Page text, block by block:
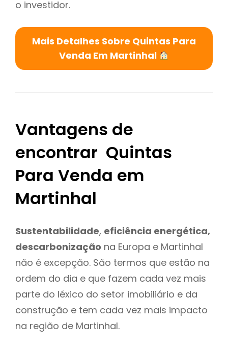
o investidor.
Mais Detalhes Sobre Quintas Para
Venda Em Martinhal
Vantagens de
encontrar Quintas
Para Venda em
Martinhal
Sustentabilidade, eficiência energética,
descarbonização na Europa e Martinhal
não é excepção. São termos que estão na
ordem do dia e que fazem cada vez mais
parte do léxico do setor imobiliário e da
construção e tem cada vez mais impacto
na região de Martinhal.